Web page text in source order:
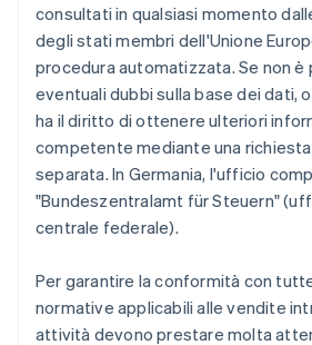
consultati in qualsiasi momento
degli stati membri dell'Unione
procedura automatizzata. Se non è
eventuali dubbi sulla base dei dati,
ha il diritto di ottenere ulteriori
competente mediante una
separata. In Germania, l'ufficio
"Bundeszentralamt für Steuern"
centrale federale).
Per garantire la conformità con
normative applicabili alle vendite
attività devono prestare molta